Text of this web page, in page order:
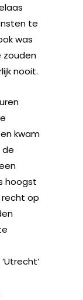
te
was
zouden
nooit.
kwam
de
hoogst
op